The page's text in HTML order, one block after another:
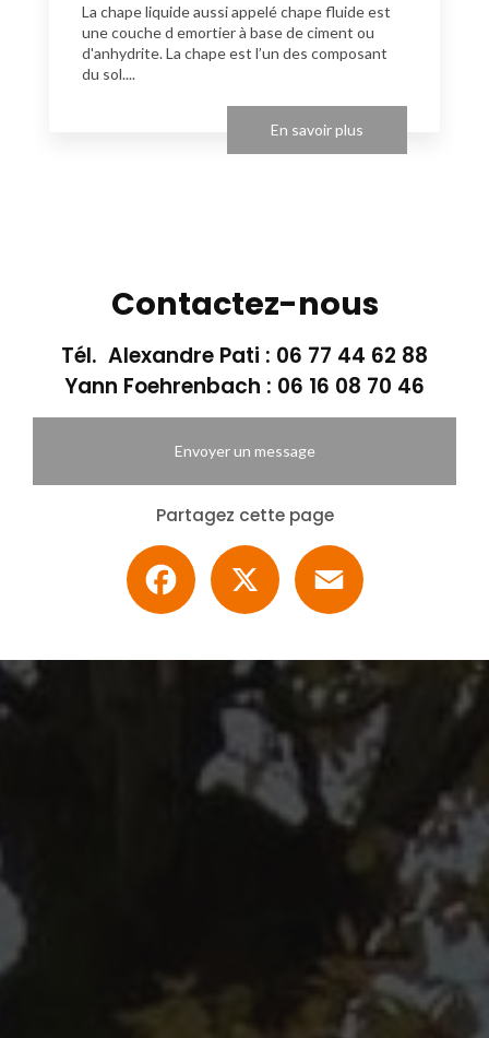
La chape liquide aussi appelé chape fluide est
une couche d emortier à base de ciment ou
d'anhydrite. La chape est l’un des composant
du sol....
En savoir plus
Contactez-nous
Tél. Alexandre Pati : 06 77 44 62 88
Yann Foehrenbach : 06 16 08 70 46
Envoyer un message
Partagez cette page
Facebook